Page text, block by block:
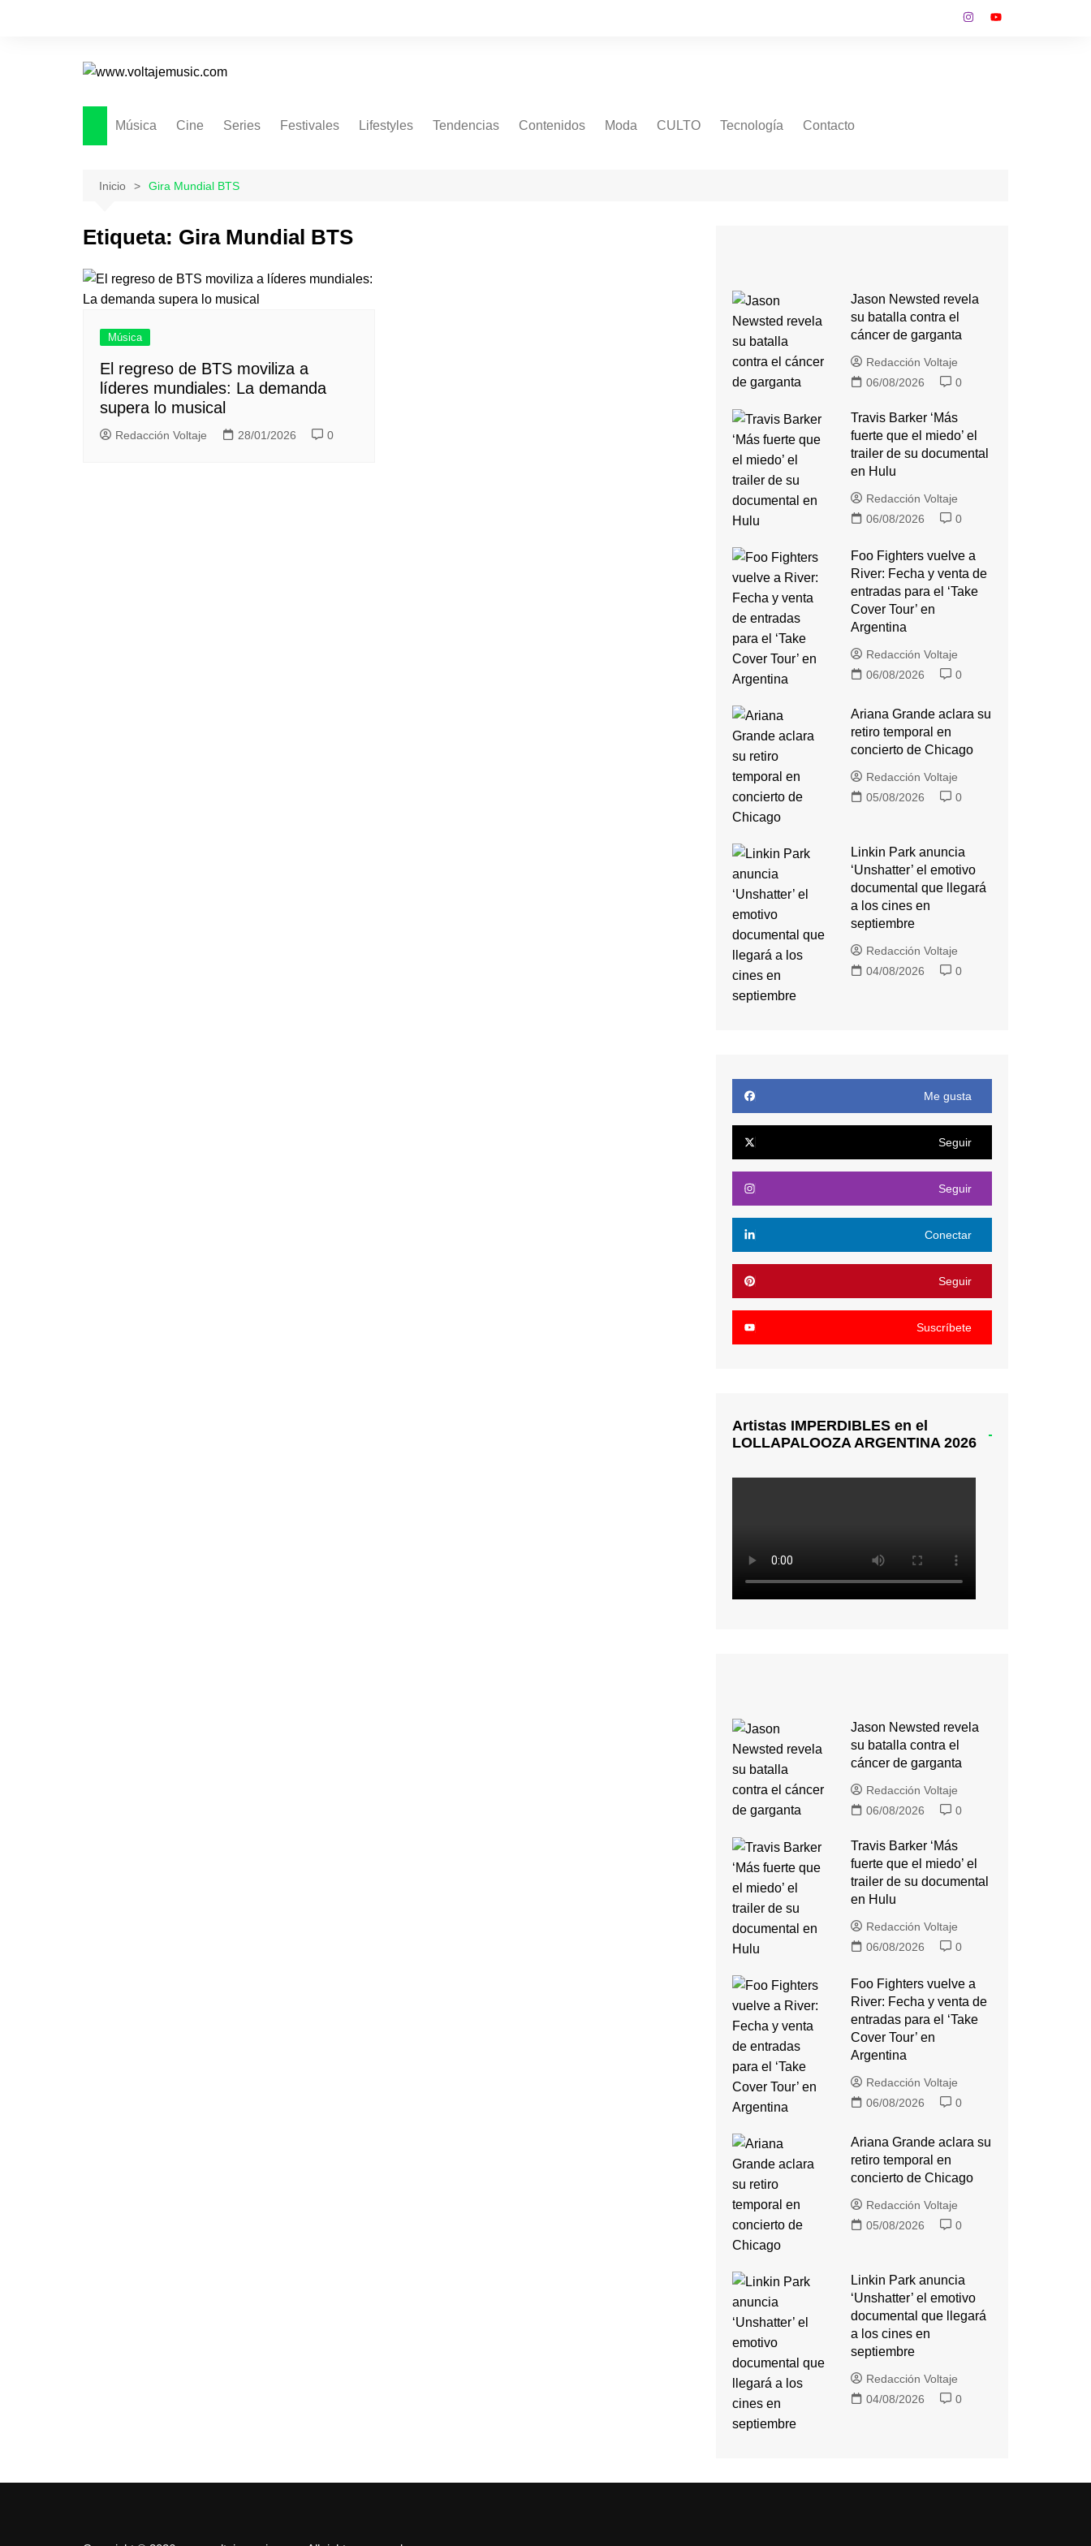
Música Cine Series Festivales Lifestyles Tendencias Contenidos Moda CULTO Tecnología Contacto
Inicio Gira Mundial BTS
Etiqueta: Gira Mundial BTS
Música
El regreso de BTS moviliza a
líderes mundiales: La demanda
supera lo musical
Redacción Voltaje 28/01/2026 0
Jason Newsted revela
su batalla contra el
cáncer de garganta
Redacción Voltaje
06/08/2026
0
Travis Barker ‘Más
fuerte que el miedo’ el
trailer de su documental
en Hulu
Redacción Voltaje
06/08/2026
0
Foo Fighters vuelve a
River: Fecha y venta de
entradas para el ‘Take
Cover Tour’ en
Argentina
Redacción Voltaje
06/08/2026
0
Ariana Grande aclara su
retiro temporal en
concierto de Chicago
Redacción Voltaje
05/08/2026
0
Linkin Park anuncia
‘Unshatter’ el emotivo
documental que llegará
a los cines en
septiembre
Redacción Voltaje
04/08/2026
0
Me gusta
Seguir
Seguir
Conectar
Seguir
Suscríbete
Artistas IMPERDIBLES en el
LOLLAPALOOZA ARGENTINA 2026
Jason Newsted revela
su batalla contra el
cáncer de garganta
Redacción Voltaje
06/08/2026
0
Travis Barker ‘Más
fuerte que el miedo’ el
trailer de su documental
en Hulu
Redacción Voltaje
06/08/2026
0
Foo Fighters vuelve a
River: Fecha y venta de
entradas para el ‘Take
Cover Tour’ en
Argentina
Redacción Voltaje
06/08/2026
0
Ariana Grande aclara su
retiro temporal en
concierto de Chicago
Redacción Voltaje
05/08/2026
0
Linkin Park anuncia
‘Unshatter’ el emotivo
documental que llegará
a los cines en
septiembre
Redacción Voltaje
04/08/2026
0